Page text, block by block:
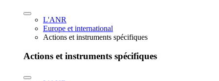
L'ANR
Europe et international
Actions et instruments spécifiques
Actions et instruments spécifiques